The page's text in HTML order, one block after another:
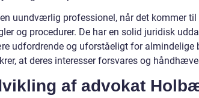
uundværlig professionel, når det kommer
og procedurer. De har en solid juridisk
udfordrende og uforståeligt for
at deres interesser forsvares og
af advokat